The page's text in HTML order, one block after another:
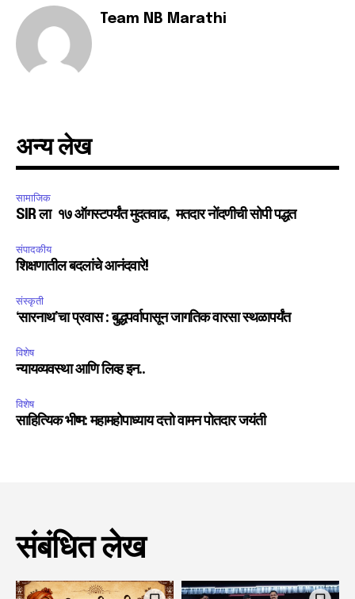
6,300
Team NB Marathi
अन्य लेख
सामाजिक
SIR ला १७ ऑगस्टपर्यंत मुदतवाढ, मतदार नोंदणीची सोपी पद्धत
संपादकीय
शिक्षणातील बदलांचे आनंदवारे!
संस्कृती
‘सारनाथ’चा प्रवास : बुद्धपर्वापासून जागतिक वारसा स्थळापर्यंत
विशेष
न्यायव्यवस्था आणि लिव्ह इन..
विशेष
साहित्यिक भीष्म: महामहोपाध्याय दत्तो वामन पोतदार जयंती
संबंधित लेख